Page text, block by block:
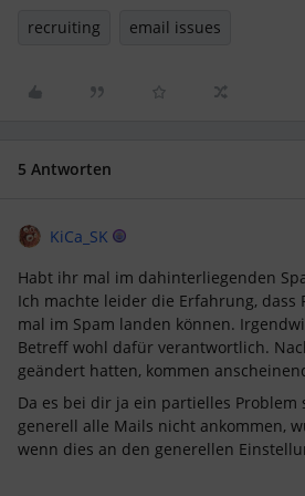
recruiting email issues
5 Antworten
KiCa_SK
Habt ihr mal im dahinterliegenden
Ich machte leider die Erfahrung, dass
mal im Spam landen können.
Betreff wohl dafür verantwortlich.
geändert hatten, kommen
Da es bei dir ja ein partielles
generell alle Mails nicht ankommen,
wenn dies an den generellen